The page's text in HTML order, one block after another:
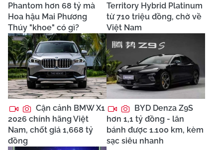
Phantom hơn 68 tỷ mà
Hoa hậu Mai Phương
Thúy "khoe" có gì?
Territory Hybrid Platinum
từ 710 triệu đồng, chờ về
Việt Nam
Cận cảnh BMW X1
2026 chính hãng Việt
Nam, chốt giá 1,668 tỷ
đồng
BYD Denza Z9S
hơn 1,1 tỷ đồng - lăn
bánh được 1.100 km, kèm
sạc siêu nhanh